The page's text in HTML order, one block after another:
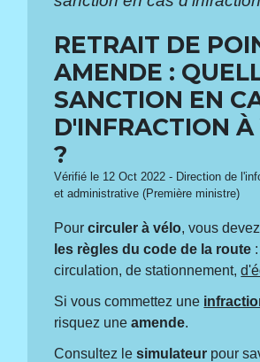
RETRAIT DE
AMENDE :
SANCTION EN
D'INFRACTION
?
Vérifié le 12 Oct 2022 - Direction de
et administrative (Première ministre)
Pourcirculer à vélo, vous devez
les règles du code de la route
circulation, de stationnement,
Si vous commettez une
risquez uneamende.
Consultez lesimulateur pour